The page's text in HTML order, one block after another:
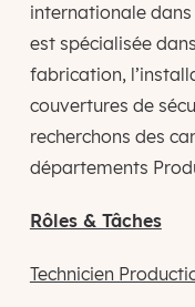
internationale
est spécialisée
fabrication,
couvertures de
recherchons des
départements
Rôles & Tâches
Technicien